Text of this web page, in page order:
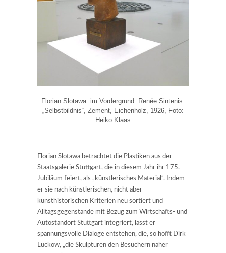
Florian Slotawa: im Vordergrund: Renée Sintenis:
„Selbstbildnis“, Zement, Eichenholz, 1926, Foto:
Heiko Klaas
Florian Slotawa betrachtet die Plastiken aus der
Staatsgalerie Stuttgart, die in diesem Jahr ihr 175.
Jubiläum feiert, als „künstlerisches Material“. Indem
er sie nach künstlerischen, nicht aber
kunsthistorischen Kriterien neu sortiert und
Alltagsgegenstände mit Bezug zum Wirtschafts- und
Autostandort Stuttgart integriert, lässt er
spannungsvolle Dialoge entstehen, die, so hofft Dirk
Luckow, „die Skulpturen den Besuchern näher